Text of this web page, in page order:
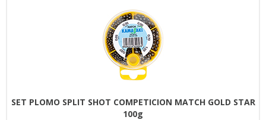
SET PLOMO SPLIT SHOT COMPETICION MATCH GOLD STAR
100g